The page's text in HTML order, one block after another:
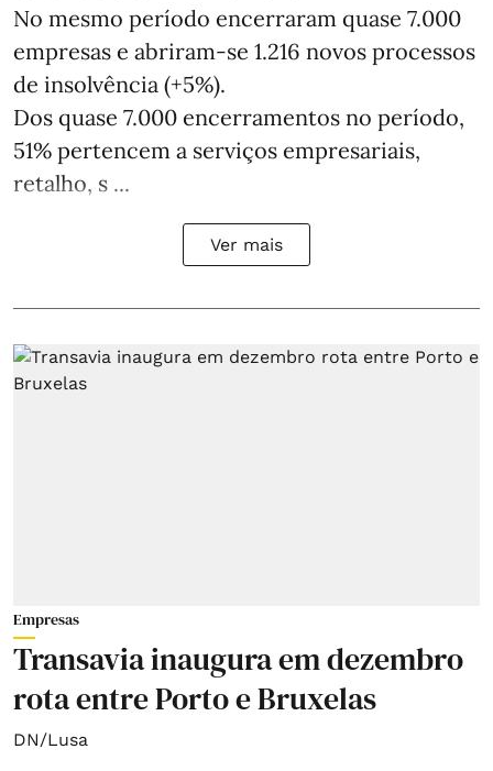
No mesmo período encerraram quase 7.000
empresas e abriram‑se 1.216 novos processos
de insolvência (+5%).
Dos quase 7.000 encerramentos no período,
51% pertencem a serviços empresariais,
retalho, s ...
Ver mais
Empresas
Transavia inaugura em dezembro
rota entre Porto e Bruxelas
DN/Lusa